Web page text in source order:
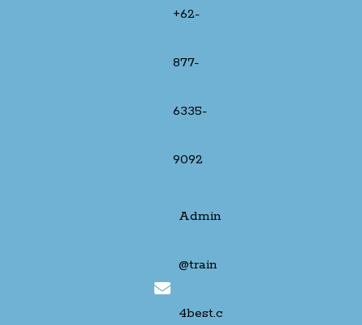
+62-
877-
6335-
9092
Admin
@train
4best.c